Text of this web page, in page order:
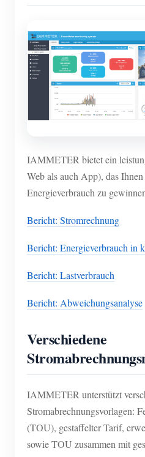
IAMMETER bietet ein
Web als auch App), das
Energieverbrauch zu
Bericht: Stromrechnung
Bericht: Energieverbrauch in
Bericht: Lastverbrauch
Bericht: Abweichungsanalyse
Verschiedene
IAMMETER unterstützt
Stromabrechnungsvorlagen:
(TOU), gestaffelter Tarif,
sowie TOU zusammen mit